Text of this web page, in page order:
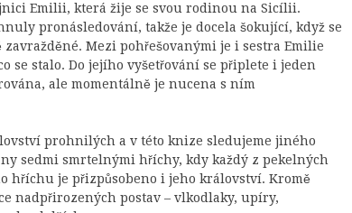
Emilii, která žije se svou rodinou na Sicílii.
pronásledování, takže je docela šokující, když se
Mezi pohřešovanými je i sestra Emilie
se stalo. Do jejího vyšetřování se připlete i jeden
ale momentálně je nucena s ním
prohnilých a v této knize sledujeme jiného
sedmi smrtelnými hříchy, kdy každý z pekelných
hříchu je přizpůsobeno i jeho království. Kromě
nadpřirozených postav – vlkodlaky, upíry,